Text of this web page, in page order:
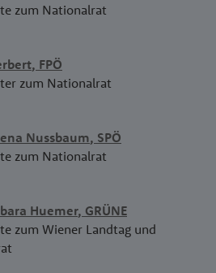
zum Nationalrat
, FPÖ
zum Nationalrat
Nussbaum, SPÖ
zum Nationalrat
Huemer, GRÜNE
zum Wiener Landtag und